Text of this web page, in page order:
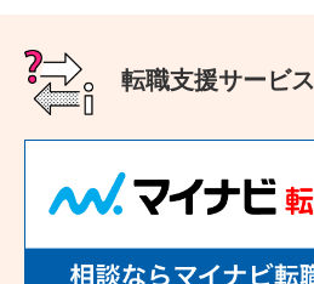
転職支援サービス